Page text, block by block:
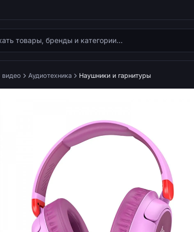
видео Аудиотехника Наушники и гарнитуры